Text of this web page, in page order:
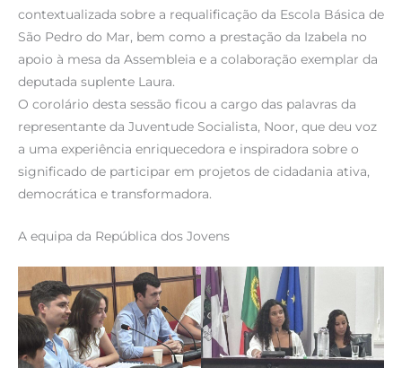
contextualizada sobre a requalificação da Escola Básica de
São Pedro do Mar, bem como a prestação da Izabela no
apoio à mesa da Assembleia e a colaboração exemplar da
deputada suplente Laura.
O corolário desta sessão ficou a cargo das palavras da
representante da Juventude Socialista, Noor, que deu voz
a uma experiência enriquecedora e inspiradora sobre o
significado de participar em projetos de cidadania ativa,
democrática e transformadora.
A equipa da República dos Jovens